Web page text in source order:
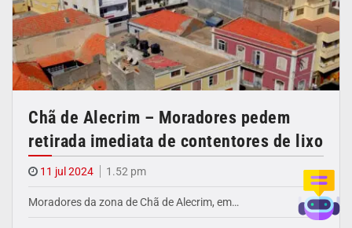
Chã de Alecrim – Moradores pedem
retirada imediata de contentores de lixo
11 jul 2024 1.52 pm
Moradores da zona de Chã de Alecrim, em…